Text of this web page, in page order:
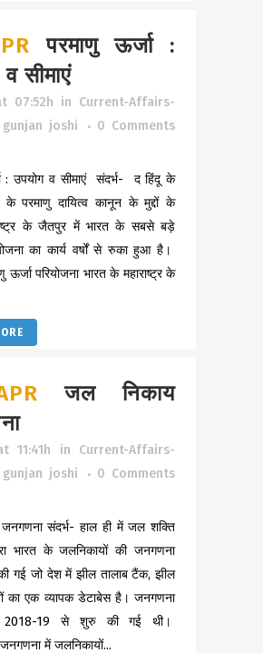
परमाणु ऊर्जा :
सीमाएं
07:52h in Current-Affairs-
gunjan joshi
0 Comments
: उपयोग व सीमाएं संदर्भ- द हिंदू के
परमाणु दायित्व कानून के मुद्दों के
के जैतपुर में भारत के सबसे बड़े
का कार्य वर्षों से रुका हुआ है।
ऊर्जा परियोजना भारत के महाराष्ट्र के
जल निकाय
11:41h in Current-Affairs-
gunjan joshi
0 Comments
संदर्भ- हाल ही में जल शक्ति
भारत के जलनिकायों की जनगणना
की गई जो देश में झील तालाब टैंक, झील
का एक व्यापक डेटाबेस है। जनगणना
2018-19 से शुरु की गई थी।
में जलनिकायों...